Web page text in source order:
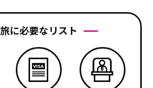
旅に必要なリスト